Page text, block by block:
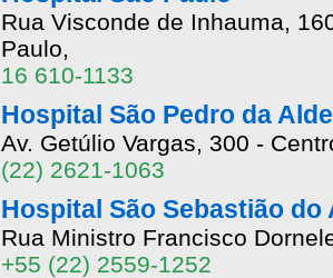
Rua Visconde de Inhauma,
Paulo,
16 610-1133
Hospital São Pedro da
Av. Getúlio Vargas, 300 -
(22) 2621-1063
Hospital São Sebastião do
Rua Ministro Francisco
+55 (22) 2559-1252